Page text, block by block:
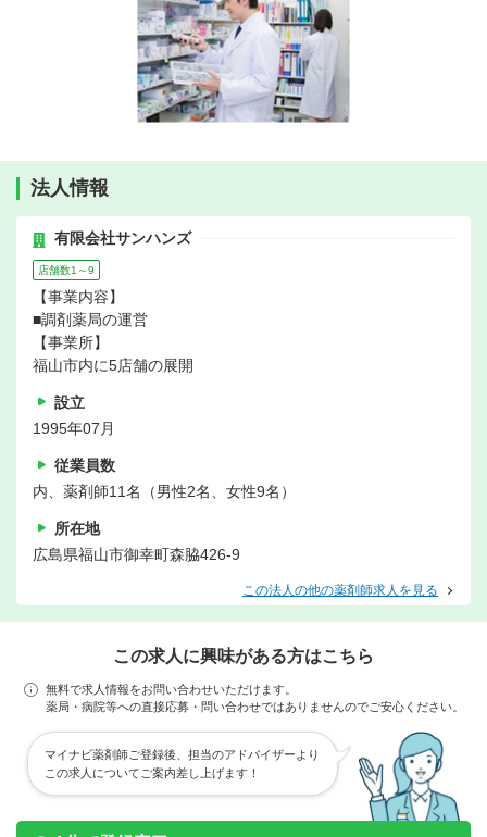
法人情報
有限会社サンハンズ
店舗数1～9
【事業内容】
■調剤薬局の運営
【事業所】
福山市内に5店舗の展開
設立
1995年07月
従業員数
内、薬剤師11名（男性2名、女性9名）
所在地
広島県福山市御幸町森脇426-9
この法人の他の薬剤師求人を見る
この求人に興味がある方はこちら
無料で求人情報をお問い合わせいただけます。
薬局・病院等への直接応募・問い合わせではありませんのでご安心ください。
マイナビ薬剤師ご登録後、担当のアドバイザーより
この求人についてご案内差し上げます！